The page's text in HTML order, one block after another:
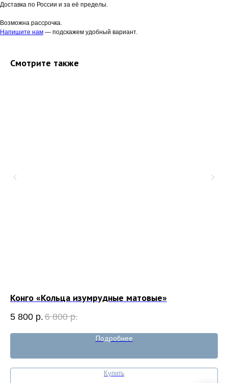
Доставка по России и за её пределы.
Возможна рассрочка.
Напишите нам — подскажем удобный вариант.
Смотрите также
Конго «Кольца изумрудные матовые»
5 800 р. 6 800 р.
Подробнее
Купить